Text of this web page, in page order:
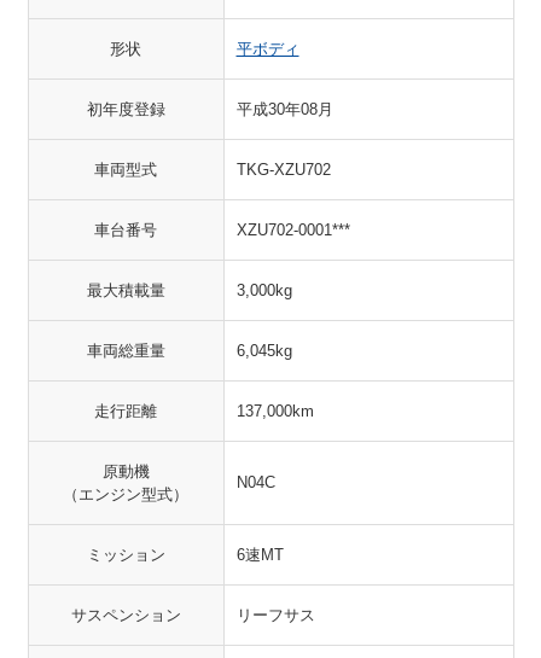
形状 平ボディ
初年度登録 平成30年08月
車両型式 TKG-XZU702
車台番号 XZU702-0001***
最大積載量 3,000kg
車両総重量 6,045kg
走行距離 137,000km
原動機
（エンジン型式）
N04C
ミッション 6速MT
サスペンション リーフサス